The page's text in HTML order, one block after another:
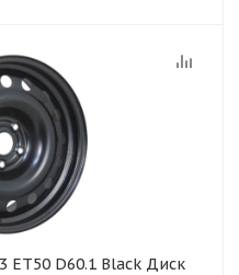
ET50 D60.1 Black Диск